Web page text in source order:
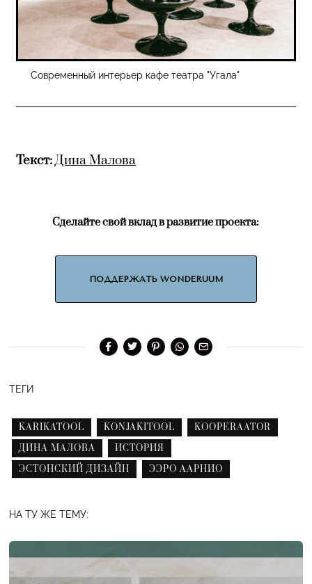
Современный интерьер кафе театра "Угала"
Текст:Дина Малова
Сделайте свой вклад в развитие проекта:
ПОДДЕРЖАТЬ WONDERUUM
ТЕГИ
KARIKATOOL KONJAKITOOL
KOOPERAATOR
ДИНА МАЛОВА
ИСТОРИЯ
ЭСТОНСКИЙ ДИЗАЙН
ЭЭРО ААРНИО
НА ТУ ЖЕ ТЕМУ: